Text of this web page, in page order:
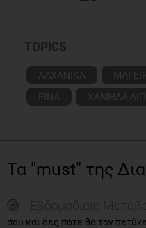
TOPICS
ΛΑΧΑΝΙΚΑ
FINA
ΧΑΜΗΛΑ
Τα "must" της
Εβδομαδίαια
σου και δες πότε θα τον